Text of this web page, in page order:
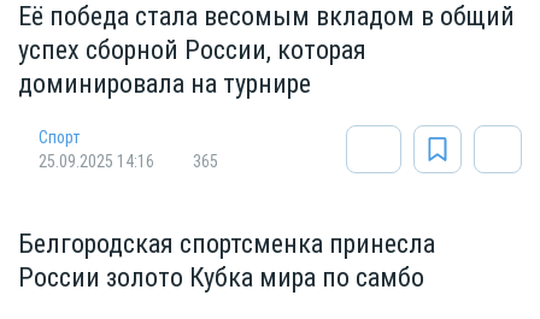
Её победа стала весомым вкладом в общий
успех сборной России, которая
доминировала на турнире
Спорт
25.09.2025 14:16
365
Белгородская спортсменка принесла
России золото Кубка мира по самбо